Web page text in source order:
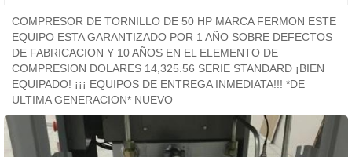
COMPRESOR DE TORNILLO DE 50 HP MARCA FERMON ESTE
EQUIPO ESTA GARANTIZADO POR 1 AÑO SOBRE DEFECTOS
DE FABRICACION Y 10 AÑOS EN EL ELEMENTO DE
COMPRESION DOLARES 14,325.56 SERIE STANDARD ¡BIEN
EQUIPADO! ¡¡¡ EQUIPOS DE ENTREGA INMEDIATA!!! *DE
ULTIMA GENERACION* NUEVO